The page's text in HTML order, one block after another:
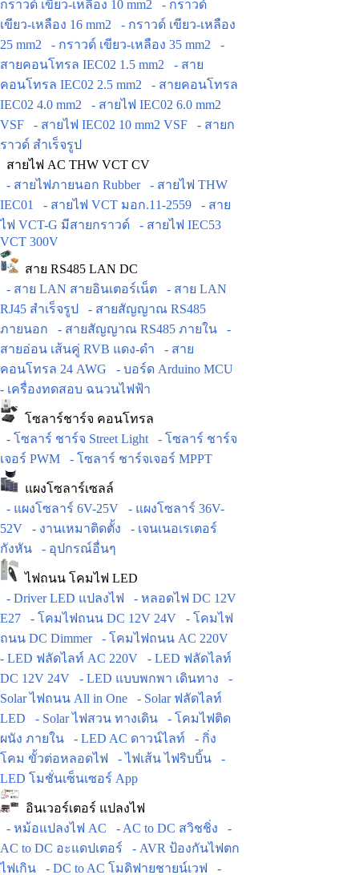
กราวด์ เขียว-เหลือง 10 mm2
- กราวด์
เขียว-เหลือง 16 mm2
- กราวด์ เขียว-เหลือง
25 mm2
- กราวด์ เขียว-เหลือง 35 mm2
-
สายคอนโทรล IEC02 1.5 mm2
- สาย
คอนโทรล IEC02 2.5 mm2
- สายคอนโทรล
IEC02 4.0 mm2
- สายไฟ IEC02 6.0 mm2
VSF
- สายไฟ IEC02 10 mm2 VSF
- สายก
ราวด์ สำเร็จรูป
สายไฟ AC THW VCT CV
- สายไฟภายนอก Rubber
- สายไฟ THW
IEC01
- สายไฟ VCT มอก.11-2559
- สาย
ไฟ VCT-G มีสายกราวด์
- สายไฟ IEC53
VCT 300V
สาย RS485 LAN DC
- สาย LAN สายอินเตอร์เน็ต
- สาย LAN
RJ45 สำเร็จรูป
- สายสัญญาณ RS485
ภายนอก
- สายสัญญาณ RS485 ภายใน
-
สายอ่อน เส้นคู่ RVB แดง-ดำ
- สาย
คอนโทรล 24 AWG
- บอร์ด Arduino MCU
- เครื่องทดสอบ ฉนวนไฟฟ้า
โซลาร์ชาร์จ คอนโทรล
- โซลาร์ ชาร์จ Street Light
- โซลาร์ ชาร์จ
เจอร์ PWM
- โซลาร์ ชาร์จเจอร์ MPPT
แผงโซลาร์เซลล์
- แผงโซลาร์ 6V-25V
- แผงโซลาร์ 36V-
52V
- งานเหมาติดตั้ง
- เจนเนอเรเตอร์
กังหัน
- อุปกรณ์อื่นๆ
ไฟถนน โคมไฟ LED
- Driver LED แปลงไฟ
- หลอดไฟ DC 12V
E27
- โคมไฟถนน DC 12V 24V
- โคมไฟ
ถนน DC Dimmer
- โคมไฟถนน AC 220V
- LED ฟลัดไลท์ AC 220V
- LED ฟลัดไลท์
DC 12V 24V
- LED แบบพกพา เดินทาง
-
Solar ไฟถนน All in One
- Solar ฟลัดไลท์
LED
- Solar ไฟสวน ทางเดิน
- โคมไฟติด
ผนัง ภายใน
- LED AC ดาวน์ไลท์
- กิ่ง
โคม ขั้วต่อหลอดไฟ
- ไฟเส้น ไฟริบบิ้น
-
LED โมชั่นเซ็นเซอร์ App
อินเวอร์เตอร์ แปลงไฟ
- หม้อแปลงไฟ AC
- AC to DC สวิชชิ่ง
-
AC to DC อะแดปเตอร์
- AVR ป้องกันไฟตก
ไฟเกิน
- DC to AC โมดิฟายชายน์เวฟ -